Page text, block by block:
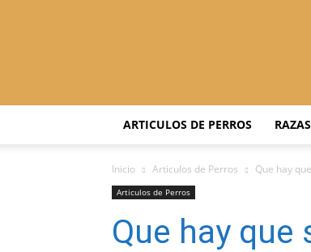
ARTICULOS DE PERROS
Inicio Articulos de Perros Que hay
Articulos de Perros
Que hay que